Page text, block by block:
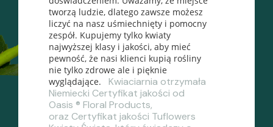
tworzą ludzie, dlatego zawsze możesz
liczyć na nasz uśmiechnięty i pomocny
zespół. Kupujemy tylko kwiaty
najwyższej klasy i jakości, aby mieć
pewność, że nasi klienci kupią rośliny
nie tylko zdrowe ale i pięknie
wyglądające.
Kwiaciarnia otrzymała
Niemiecki Certyfikat jakości od
Oasis ® Floral Products,
oraz Certyfikat jakości Tuflowers